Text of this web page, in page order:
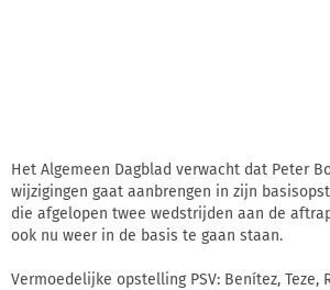
Het Algemeen Dagblad verwacht dat Peter
wijzigingen gaat aanbrengen in zijn
die afgelopen twee wedstrijden aan de
ook nu weer in de basis te gaan staan.
Vermoedelijke opstelling PSV: Benítez, Teze,